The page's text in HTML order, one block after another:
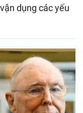
dụng các yếu